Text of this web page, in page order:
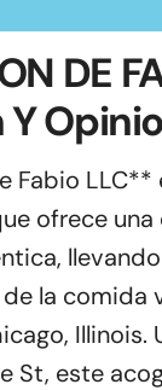
DE
Y
Fabio LLC**
ofrece una
la comida
Illinois.
St, este